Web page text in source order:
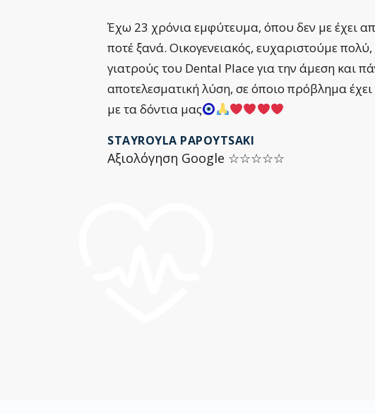
Έχω 23 χρόνια εμφύτευμα, όπου δεν με έχει
ποτέ ξανά. Οικογενειακός, ευχαριστούμε πολύ,
γιατρούς του Dental Place για την άμεση και
αποτελεσματική λύση, σε όποιο πρόβλημα
με τα δόντια μας
STAYROYLA PAPOYTSAKI
Αξιολόγηση Google ☆☆☆☆☆